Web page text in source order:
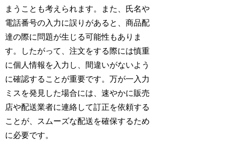
まうことも考えられます。また、氏名や
電話番号の入力に誤りがあると、商品配
達の際に問題が生じる可能性もありま
す。したがって、注文をする際には慎重
に個人情報を入力し、間違いがないよう
に確認することが重要です。万が一入力
ミスを発見した場合には、速やかに販売
店や配送業者に連絡して訂正を依頼する
ことが、スムーズな配送を確保するため
に必要です。